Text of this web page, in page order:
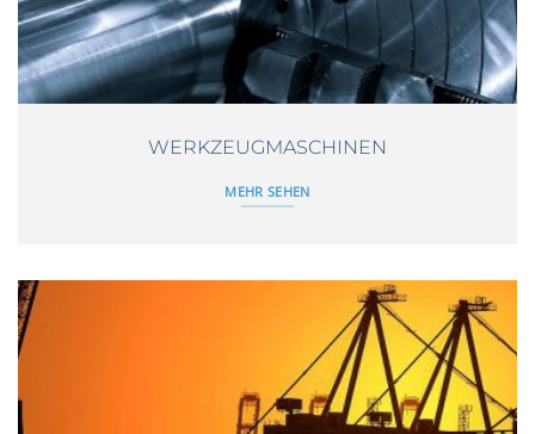
WERKZEUGMASCHINEN
MEHR SEHEN